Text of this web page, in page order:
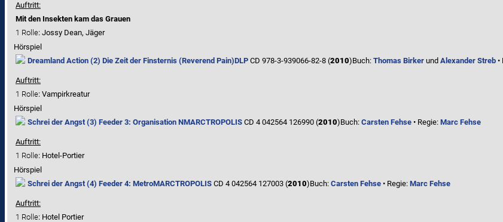
Auftritt:
Mit den Insekten kam das Grauen
1 Rolle: Jossy Dean, Jäger
Hörspiel
Dreamland Action (2) Die Zeit der Finsternis (Reverend Pain)DLP CD 978-3-939066-82-8 (2010)Buch: Thomas Birker und Alexander Streb
Auftritt:
1 Rolle: Vampirkreatur
Hörspiel
Schrei der Angst (3) Feeder 3: Organisation NMARCTROPOLIS CD 4 042564 126990 (2010)Buch: Carsten Fehse • Regie: Marc Fehse
Auftritt:
1 Rolle: Hotel-Portier
Hörspiel
Schrei der Angst (4) Feeder 4: MetroMARCTROPOLIS CD 4 042564 127003 (2010)Buch: Carsten Fehse • Regie: Marc Fehse
Auftritt:
1 Rolle: Hotel Portier